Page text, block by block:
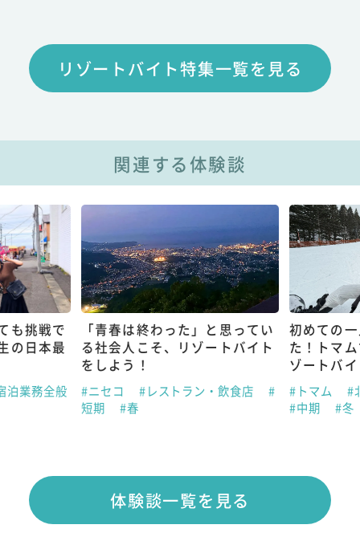
リゾートバイト特集一覧を見る
関連する体験談
も挑戦で
の日本最
泊業務全般
「青春は終わった」と思ってい
る社会人こそ、リゾートバイト
をしよう！
#ニセコ #レストラン・飲食店
#
短期
#春
初めての
た！トマ
ゾートバ
#トマム
#
#中期
#冬
体験談一覧を見る